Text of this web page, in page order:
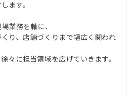
ます。
業務を軸に、
り、店舗づくりまで幅広く関われ
々に担当領域を広げていきます。